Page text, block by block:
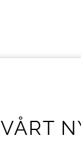
VÅRT